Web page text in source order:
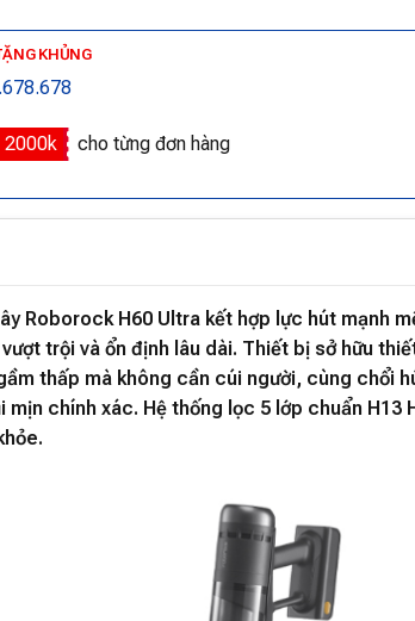
KHỦNG
2000k cho từng đơn hàng
Roborock H60 Ultra kết hợp lực hút mạnh
trội và ổn định lâu dài. Thiết bị sở hữu
thấp mà không cần cúi người, cùng chổi
mịn chính xác. Hệ thống lọc 5 lớp chuẩn H13